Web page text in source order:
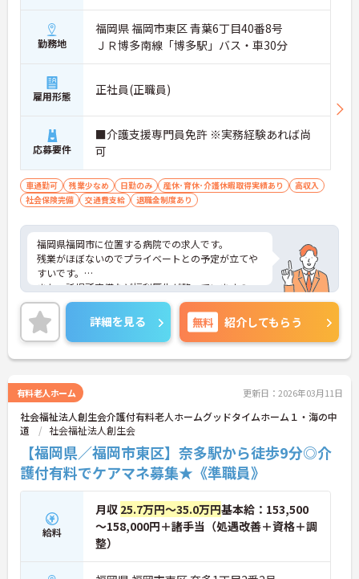
勤務地
福岡県 福岡市東区 青葉6丁目40番8号
ＪＲ博多南線「博多駅」バス・車30分
雇用形態 正社員(正職員)
応募要件
■介護支援専門員免許 ※実務経験あれば尚
可
車通勤可 残業少なめ 日勤のみ 産休･育休･介護休暇取得実績あり
高収入
社会保険完備
交通費支給 退職金制度あり
福岡県福岡市に位置する病院での求人です。
残業がほぼないのでプライベートとの予定が立てや
すいです。
また、託児所完備など福利厚生が整っていますの
で、安心してご就業していただけます。
ご興味のある方は、お気軽にお問い合わせくださ
い。
詳細を見る 無料 紹介してもらう
有料老人ホーム 更新日：2026年03月11日
社会福祉法人創生会介護付有料老人ホームグッドタイムホーム１・海の中
道
社会福祉法人創生会
【福岡県／福岡市東区】奈多駅から徒歩9分◎介
護付有料でケアマネ募集★《準職員》
給料
月収 25.7万円～35.0万円基本給：153,500
～158,000円＋諸手当（処遇改善＋資格＋調
整）